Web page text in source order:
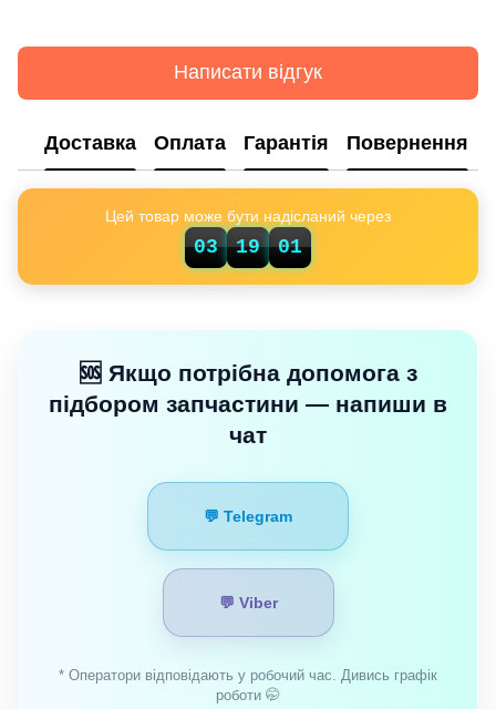
Написати відгук
Доставка Оплата Гарантія Повернення
Цей товар може бути надісланий через
03 19
01
🆘 Якщо потрібна допомога з
підбором запчастини — напиши в
чат
💬 Telegram
💬 Viber
* Оператори відповідають у робочий час. Дивись графік
роботи 🤭